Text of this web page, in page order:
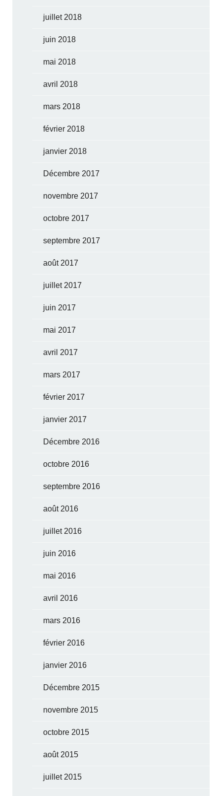
juillet 2018
juin 2018
mai 2018
avril 2018
mars 2018
février 2018
janvier 2018
Décembre 2017
novembre 2017
octobre 2017
septembre 2017
août 2017
juillet 2017
juin 2017
mai 2017
avril 2017
mars 2017
février 2017
janvier 2017
Décembre 2016
octobre 2016
septembre 2016
août 2016
juillet 2016
juin 2016
mai 2016
avril 2016
mars 2016
février 2016
janvier 2016
Décembre 2015
novembre 2015
octobre 2015
août 2015
juillet 2015